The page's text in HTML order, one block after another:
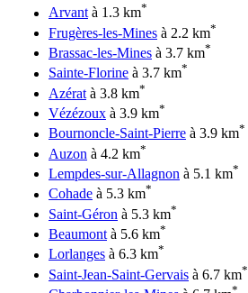
Arvantà 1.3 km*
Frugères-les-Mines à 2.2 km*
Brassac-les-Mines à 3.7 km*
Sainte-Florine à 3.7 km*
Azérat à 3.8 km*
Vézézoux à 3.9 km*
Bournoncle-Saint-Pierre à 3.9 km*
Auzon à 4.2 km*
Lempdes-sur-Allagnon à 5.1 km*
Cohade à 5.3 km*
Saint-Géron à 5.3 km*
Beaumont à 5.6 km*
Lorlanges à 6.3 km*
Saint-Jean-Saint-Gervais à 6.7 km*
*